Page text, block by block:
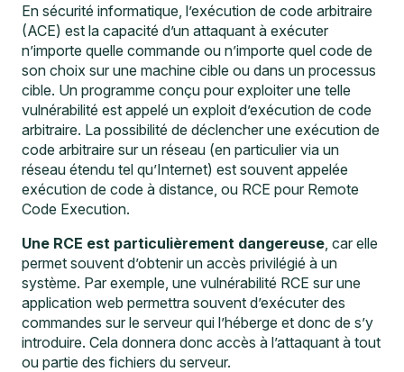
En sécurité informatique, l’exécution de code arbitraire
(ACE) est la capacité d’un attaquant à exécuter
n’importe quelle commande ou n’importe quel code de
son choix sur une machine cible ou dans un processus
cible. Un programme conçu pour exploiter une telle
vulnérabilité est appelé un exploit d’exécution de code
arbitraire. La possibilité de déclencher une exécution de
code arbitraire sur un réseau (en particulier via un
réseau étendu tel qu’Internet) est souvent appelée
exécution de code à distance, ou RCE pour Remote
Code Execution.
Une RCE est particulièrement dangereuse , car elle
permet souvent d’obtenir un accès privilégié à un
système. Par exemple, une vulnérabilité RCE sur une
application web permettra souvent d’exécuter des
commandes sur le serveur qui l’héberge et donc de s’y
introduire. Cela donnera donc accès à l’attaquant à tout
ou partie des fichiers du serveur.